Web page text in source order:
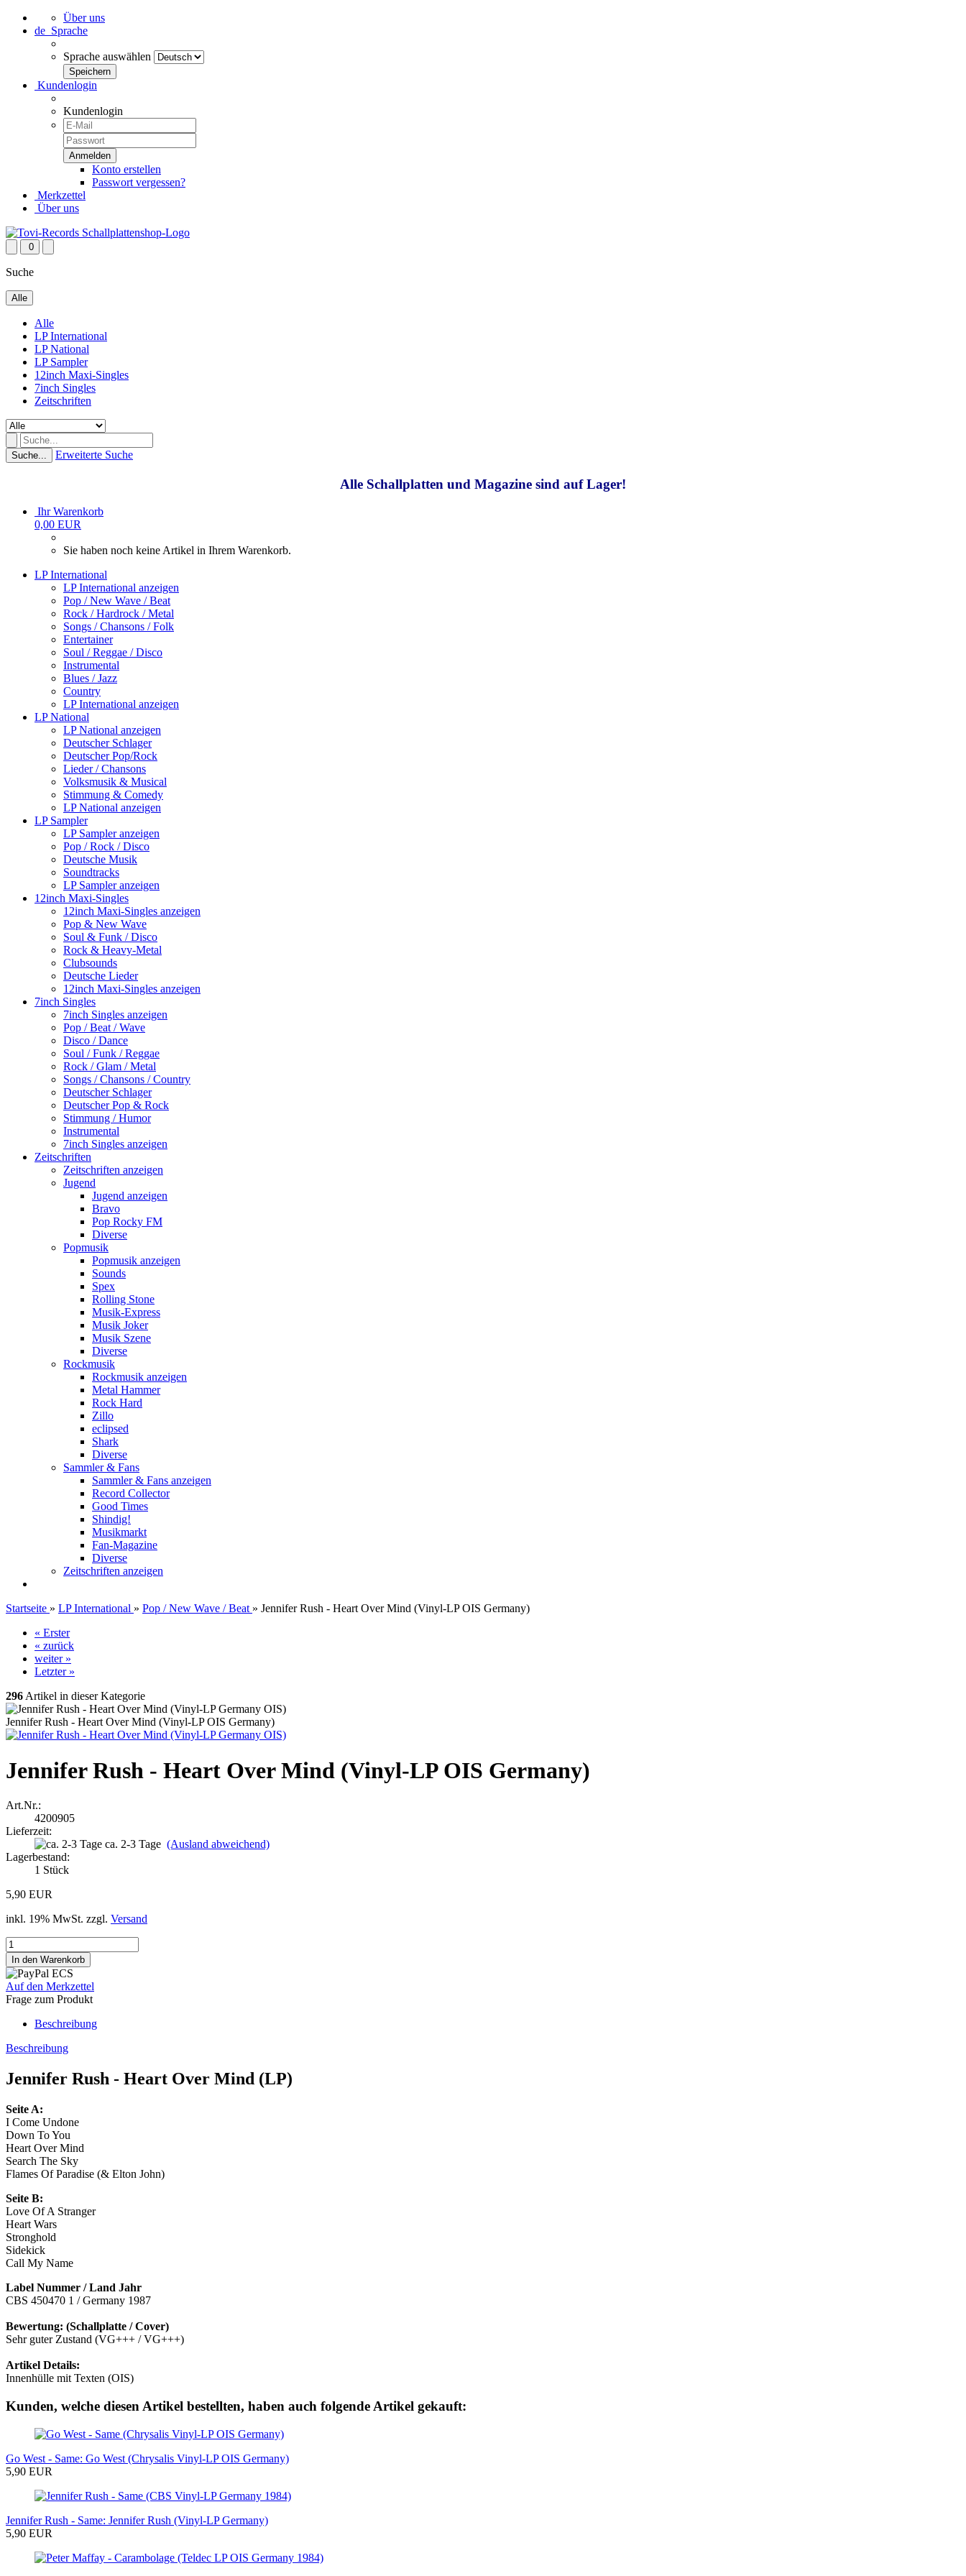
Über uns
de Sprache
Sprache auswählen
Kundenlogin
Kundenlogin
Konto erstellen
Passwort vergessen?
Merkzettel
Über uns
0
Suche
Alle
Alle
LP International
LP National
LP Sampler
12inch Maxi-Singles
7inch Singles
Zeitschriften
Suche... Erweiterte Suche
Alle Schallplatten und Magazine sind auf Lager!
Ihr Warenkorb
0,00 EUR
Sie haben noch keine Artikel in Ihrem Warenkorb.
LP International
LP International anzeigen
Pop / New Wave / Beat
Rock / Hardrock / Metal
Songs / Chansons / Folk
Entertainer
Soul / Reggae / Disco
Instrumental
Blues / Jazz
Country
LP International anzeigen
LP National
LP National anzeigen
Deutscher Schlager
Deutscher Pop/Rock
Lieder / Chansons
Volksmusik & Musical
Stimmung & Comedy
LP National anzeigen
LP Sampler
LP Sampler anzeigen
Pop / Rock / Disco
Deutsche Musik
Soundtracks
LP Sampler anzeigen
12inch Maxi-Singles
12inch Maxi-Singles anzeigen
Pop & New Wave
Soul & Funk / Disco
Rock & Heavy-Metal
Clubsounds
Deutsche Lieder
12inch Maxi-Singles anzeigen
7inch Singles
7inch Singles anzeigen
Pop / Beat / Wave
Disco / Dance
Soul / Funk / Reggae
Rock / Glam / Metal
Songs / Chansons / Country
Deutscher Schlager
Deutscher Pop & Rock
Stimmung / Humor
Instrumental
7inch Singles anzeigen
Zeitschriften
Zeitschriften anzeigen
Jugend
Jugend anzeigen
Bravo
Pop Rocky FM
Diverse
Popmusik
Popmusik anzeigen
Sounds
Spex
Rolling Stone
Musik-Express
Musik Joker
Musik Szene
Diverse
Rockmusik
Rockmusik anzeigen
Metal Hammer
Rock Hard
Zillo
eclipsed
Shark
Diverse
Sammler & Fans
Sammler & Fans anzeigen
Record Collector
Good Times
Shindig!
Musikmarkt
Fan-Magazine
Diverse
Zeitschriften anzeigen
Startseite » LP International » Pop / New Wave / Beat » Jennifer Rush - Heart Over Mind (Vinyl-LP OIS Germany)
« Erster
« zurück
weiter »
Letzter »
296Artikel in dieser Kategorie
Jennifer Rush - Heart Over Mind (Vinyl-LP OIS Germany)
Jennifer Rush - Heart Over Mind (Vinyl-LP OIS Germany)
Art.Nr.:
4200905
Lieferzeit:
ca. 2-3 Tage (Ausland abweichend)
Lagerbestand:
1 Stück
5,90 EUR
inkl. 19% MwSt. zzgl. Versand
Auf den Merkzettel
Frage zum Produkt
Beschreibung
Beschreibung
Jennifer Rush - Heart Over Mind (LP)
Seite A:
I Come Undone
Down To You
Heart Over Mind
Search The Sky
Flames Of Paradise (& Elton John)
Seite B:
Love Of A Stranger
Heart Wars
Stronghold
Sidekick
Call My Name
Label Nummer / Land Jahr
CBS 450470 1 / Germany 1987
Bewertung: (Schallplatte / Cover)
Sehr guter Zustand (VG+++ / VG+++)
Artikel Details:
Innenhülle mit Texten (OIS)
Kunden, welche diesen Artikel bestellten, haben auch folgende Artikel gekauft:
Go West - Same: Go West (Chrysalis Vinyl-LP OIS Germany)
5,90 EUR
Jennifer Rush - Same: Jennifer Rush (Vinyl-LP Germany)
5,90 EUR